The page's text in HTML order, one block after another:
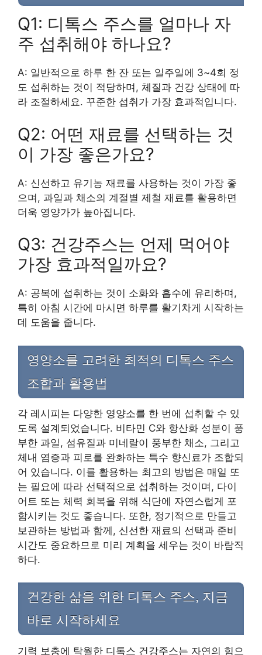
Q1: 디톡스 주스를 얼마나 자
주 섭취해야 하나요?
A: 일반적으로 하루 한 잔 또는 일주일에 3~4회 정
도 섭취하는 것이 적당하며, 체질과 건강 상태에 따
라 조절하세요. 꾸준한 섭취가 가장 효과적입니다.
Q2: 어떤 재료를 선택하는 것
이 가장 좋은가요?
A: 신선하고 유기농 재료를 사용하는 것이 가장 좋
으며, 과일과 채소의 계절별 제철 재료를 활용하면
더욱 영양가가 높아집니다.
Q3: 건강주스는 언제 먹어야
가장 효과적일까요?
A: 공복에 섭취하는 것이 소화와 흡수에 유리하며,
특히 아침 시간에 마시면 하루를 활기차게 시작하는
데 도움을 줍니다.
영양소를 고려한 최적의 디톡스 주스
조합과 활용법
각 레시피는 다양한 영양소를 한 번에 섭취할 수 있
도록 설계되었습니다. 비타민 C와 항산화 성분이 풍
부한 과일, 섬유질과 미네랄이 풍부한 채소, 그리고
체내 염증과 피로를 완화하는 특수 향신료가 조합되
어 있습니다. 이를 활용하는 최고의 방법은 매일 또
는 필요에 따라 선택적으로 섭취하는 것이며, 다이
어트 또는 체력 회복을 위해 식단에 자연스럽게 포
함시키는 것도 좋습니다. 또한, 정기적으로 만들고
보관하는 방법과 함께, 신선한 재료의 선택과 준비
시간도 중요하므로 미리 계획을 세우는 것이 바람직
하다.
건강한 삶을 위한 디톡스 주스, 지금
바로 시작하세요
기력 보충에 탁월한 디톡스 건강주스는 자연의 힘으